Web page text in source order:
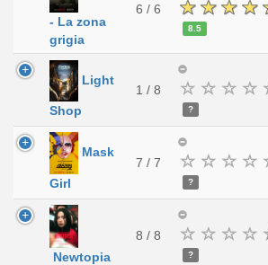
- La zona
grigia
6 / 6
8.5
Light
Shop
1 / 8
?
Mask
Girl
7 / 7
?
Newtopia
8 / 8
?